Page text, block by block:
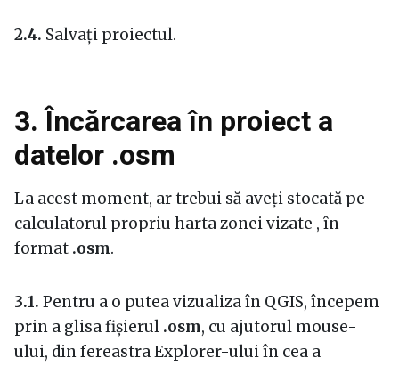
2.4. Salvați proiectul.
3. Încărcarea în proiect a
datelor .osm
La acest moment, ar trebui să aveți stocată pe
calculatorul propriu harta zonei vizate , în
format .osm.
3.1. Pentru a o putea vizualiza în QGIS, începem
prin a glisa fișierul .osm, cu ajutorul mouse-
ului, din fereastra Explorer-ului în cea a